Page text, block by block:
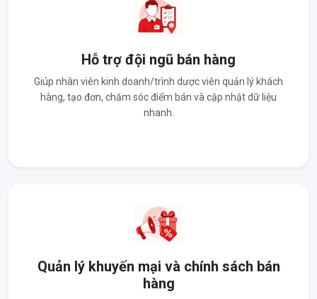
Hỗ trợ đội ngũ bán hàng
Giúp nhân viên kinh doanh/trình dược viên quản lý khách
hàng, tạo đơn, chăm sóc điểm bán và cập nhật dữ liệu
nhanh.
Quản lý khuyến mại và chính sách bán
hàng